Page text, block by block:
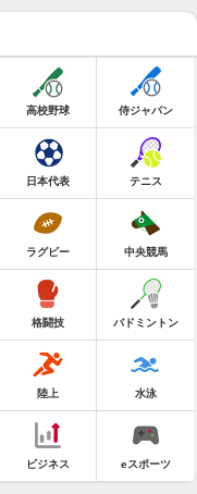
高校野球 侍ジャパン
日本代表 テニス
ラグビー 中央競馬
格闘技 バドミントン
陸上 水泳
ビジネス eスポーツ